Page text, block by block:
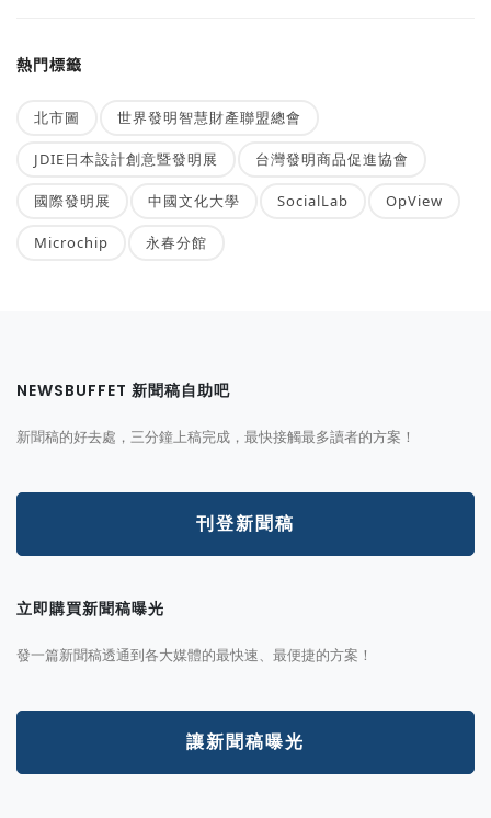
熱門標籤
北市圖 世界發明智慧財產聯盟總會
JDIE日本設計創意暨發明展 台灣發明商品促進協會
國際發明展 中國文化大學 SocialLab OpView
Microchip 永春分館
NEWSBUFFET 新聞稿自助吧
新聞稿的好去處，三分鐘上稿完成，最快接觸最多讀者的方案！
刊登新聞稿
立即購買新聞稿曝光
發一篇新聞稿透通到各大媒體的最快速、最便捷的方案！
讓新聞稿曝光